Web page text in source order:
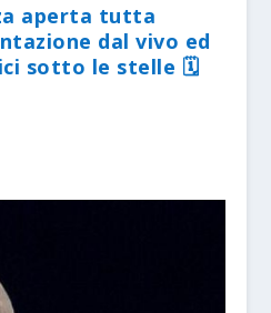
aperta tutta
dal vivo ed
sotto le stelle 🗓